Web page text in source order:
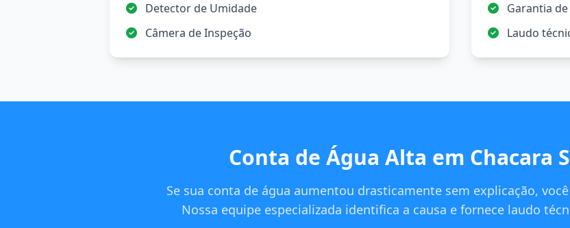
Detector de Umidade
Câmera de Inspeção
Garantia
Laudo
Conta de Água Alta em Chacara
Se sua conta de água aumentou drasticamente sem explicação,
Nossa equipe especializada identifica a causa e fornece laudo